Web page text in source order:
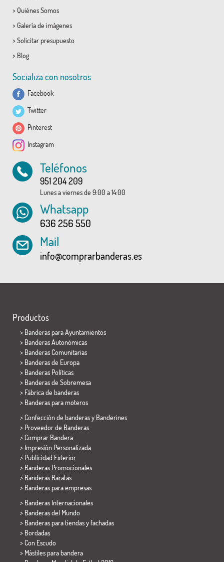
> Quiénes Somos
> Galería de imágenes
> Solicitar presupuesto
> Blog
Socializa con nosotros
Facebook
Twitter
Pinterest
Instagram
Teléfonos
951 204 209
Lunes a viernes de 9:00 a 14:00
Whatsapp
636 256 550
Mail
info@comprarbanderas.es
Productos
> Banderas para Ayuntamientos
> Banderas Autonómicas
> Banderas Comunitarias
> Banderas de Europa
> Banderas Políticas
> Banderas de Sobremesa
> Fábrica de banderas
> Banderas para moteros
> Confección de banderas y Banderines
> Proveedor de Banderas
> Comprar Bandera
> Impresión Personalizada
> Publicidad Exterior
> Banderas Promocionales
> Banderas Baratas
> Banderas para empresas
> Banderas Internacionales
> Banderas del Mundo
> Banderas para tiendas y fachadas
> Bordadas
> Con Escudo
> Mástiles para bandera